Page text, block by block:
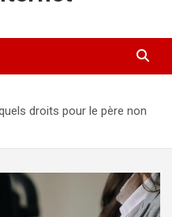
droits pour le père non